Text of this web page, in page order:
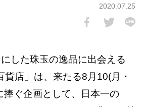
2020.07.25
にした珠玉の逸品に出会える
貨店」は、来たる8月10(月・
捧ぐ企画として、日本一の